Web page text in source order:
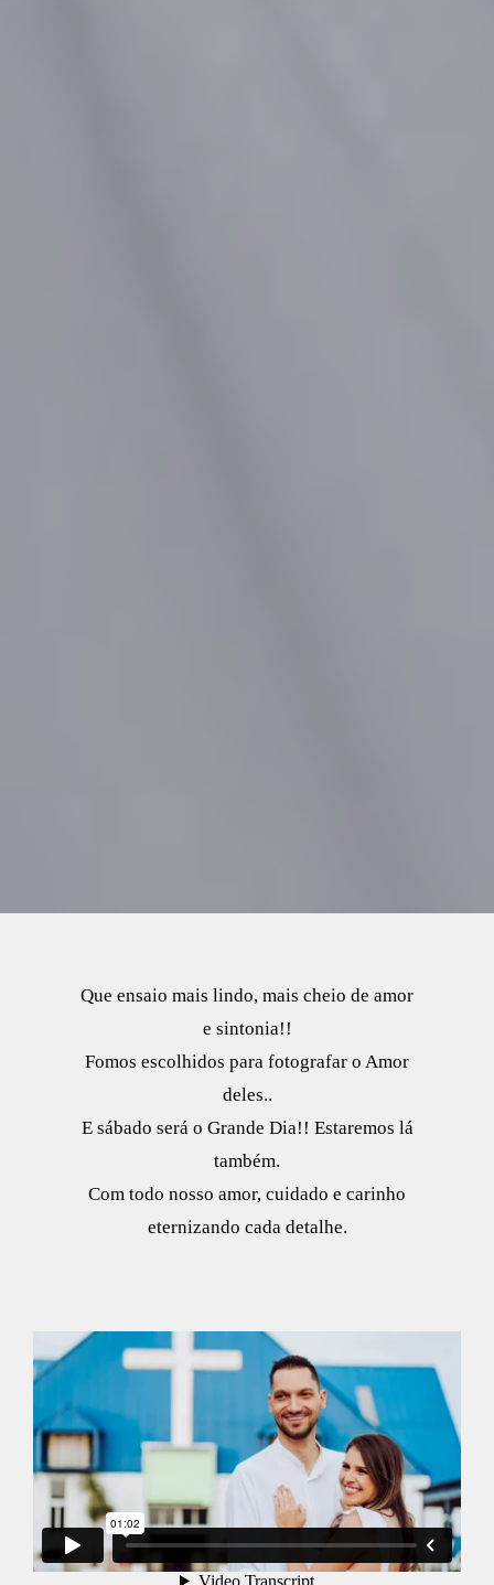
Que ensaio mais lindo, mais cheio de amor
e sintonia!!
Fomos escolhidos para fotografar o Amor
deles..
E sábado será o Grande Dia!! Estaremos lá
também.
Com todo nosso amor, cuidado e carinho
eternizando cada detalhe.